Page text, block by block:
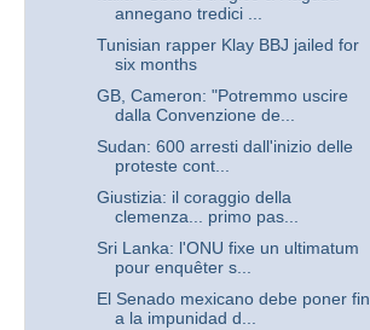
annegano tredici ...
Tunisian rapper Klay BBJ jailed for
six months
GB, Cameron: "Potremmo uscire
dalla Convenzione de...
Sudan: 600 arresti dall'inizio delle
proteste cont...
Giustizia: il coraggio della
clemenza... primo pas...
Sri Lanka: l'ONU fixe un ultimatum
pour enquêter s...
El Senado mexicano debe poner fin
a la impunidad d...